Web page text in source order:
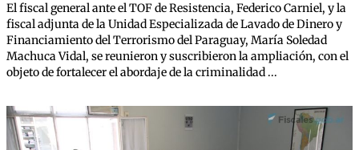
El fiscal general ante el TOF de Resistencia, Federico Carniel, y la
fiscal adjunta de la Unidad Especializada de Lavado de Dinero y
Financiamiento del Terrorismo del Paraguay, María Soledad
Machuca Vidal, se reunieron y suscribieron la ampliación, con el
objeto de fortalecer el abordaje de la criminalidad ...